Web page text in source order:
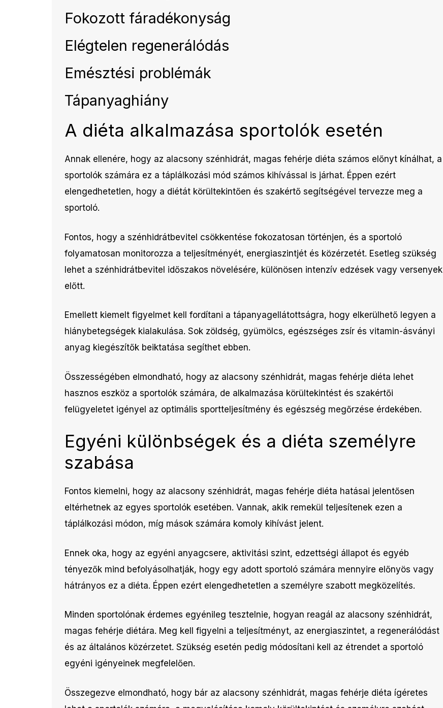
Fokozott fáradékonyság
Elégtelen regenerálódás
Emésztési problémák
Tápanyaghiány
A diéta alkalmazása sportolók esetén
Annak ellenére, hogy az alacsony szénhidrát, magas fehérje diéta számos előnyt kínálhat, a
sportolók számára ez a táplálkozási mód számos kihívással is járhat. Éppen ezért
elengedhetetlen, hogy a diétát körültekintően és szakértő segítségével tervezze meg a
sportoló.
Fontos, hogy a szénhidrátbevitel csökkentése fokozatosan történjen, és a sportoló
folyamatosan monitorozza a teljesítményét, energiaszintjét és közérzetét. Esetleg szükség
lehet a szénhidrátbevitel időszakos növelésére, különösen intenzív edzések vagy versenyek
előtt.
Emellett kiemelt figyelmet kell fordítani a tápanyagellátottságra, hogy elkerülhető legyen a
hiánybetegségek kialakulása. Sok zöldség, gyümölcs, egészséges zsír és vitamin-ásványi
anyag kiegészítők beiktatása segíthet ebben.
Összességében elmondható, hogy az alacsony szénhidrát, magas fehérje diéta lehet
hasznos eszköz a sportolók számára, de alkalmazása körültekintést és szakértői
felügyeletet igényel az optimális sportteljesítmény és egészség megőrzése érdekében.
Egyéni különbségek és a diéta személyre
szabása
Fontos kiemelni, hogy az alacsony szénhidrát, magas fehérje diéta hatásai jelentősen
eltérhetnek az egyes sportolók esetében. Vannak, akik remekül teljesítenek ezen a
táplálkozási módon, míg mások számára komoly kihívást jelent.
Ennek oka, hogy az egyéni anyagcsere, aktivitási szint, edzettségi állapot és egyéb
tényezők mind befolyásolhatják, hogy egy adott sportoló számára mennyire előnyös vagy
hátrányos ez a diéta. Éppen ezért elengedhetetlen a személyre szabott megközelítés.
Minden sportolónak érdemes egyénileg tesztelnie, hogyan reagál az alacsony szénhidrát,
magas fehérje diétára. Meg kell figyelni a teljesítményt, az energiaszintet, a regenerálódást
és az általános közérzetet. Szükség esetén pedig módosítani kell az étrendet a sportoló
egyéni igényeinek megfelelően.
Összegezve elmondható, hogy bár az alacsony szénhidrát, magas fehérje diéta ígéretes